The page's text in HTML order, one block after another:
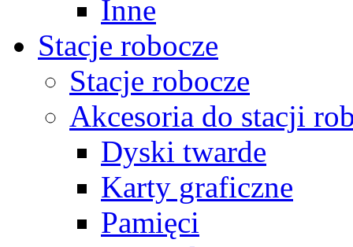
Inne
Stacje robocze
Stacje robocze
Akcesoria do stacji
Dyski twarde
Karty graficzne
Pamięci